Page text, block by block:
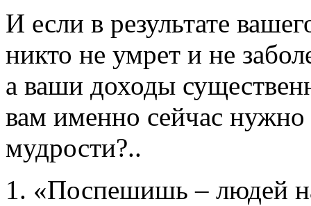
И если в результате
никто не умрет и не
а ваши доходы
вам именно сейчас нужно
мудрости?..
1. «Поспешишь – людей